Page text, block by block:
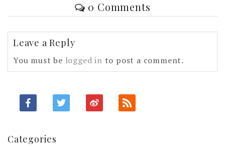
0 Comments
Leave a Reply
You must be logged in to post a comment.
Categories